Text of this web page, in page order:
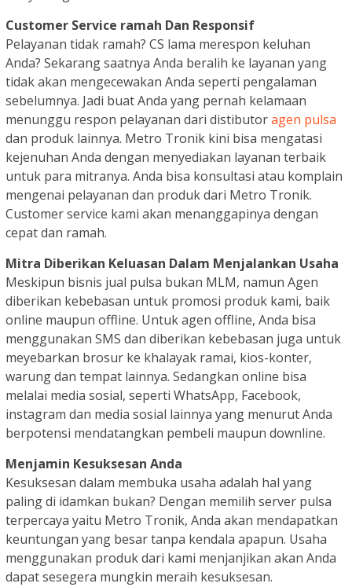
Customer Service ramah Dan Responsif
Pelayanan tidak ramah? CS lama merespon keluhan
Anda? Sekarang saatnya Anda beralih ke layanan yang
tidak akan mengecewakan Anda seperti pengalaman
sebelumnya. Jadi buat Anda yang pernah kelamaan
menunggu respon pelayanan dari distibutoragen pulsa
dan produk lainnya. Metro Tronik kini bisa mengatasi
kejenuhan Anda dengan menyediakan layanan terbaik
untuk para mitranya. Anda bisa konsultasi atau komplain
mengenai pelayanan dan produk dari Metro Tronik.
Customer service kami akan menanggapinya dengan
cepat dan ramah.
Mitra Diberikan Keluasan Dalam Menjalankan Usaha
Meskipun bisnis jual pulsa bukan MLM, namun Agen
diberikan kebebasan untuk promosi produk kami, baik
online maupun offline. Untuk agen offline, Anda bisa
menggunakan SMS dan diberikan kebebasan juga untuk
meyebarkan brosur ke khalayak ramai, kios-konter,
warung dan tempat lainnya. Sedangkan online bisa
melalai media sosial, seperti WhatsApp, Facebook,
instagram dan media sosial lainnya yang menurut Anda
berpotensi mendatangkan pembeli maupun downline.
Menjamin Kesuksesan Anda
Kesuksesan dalam membuka usaha adalah hal yang
paling di idamkan bukan? Dengan memilih server pulsa
terpercaya yaitu Metro Tronik, Anda akan mendapatkan
keuntungan yang besar tanpa kendala apapun. Usaha
menggunakan produk dari kami menjanjikan akan Anda
dapat sesegera mungkin meraih kesuksesan.